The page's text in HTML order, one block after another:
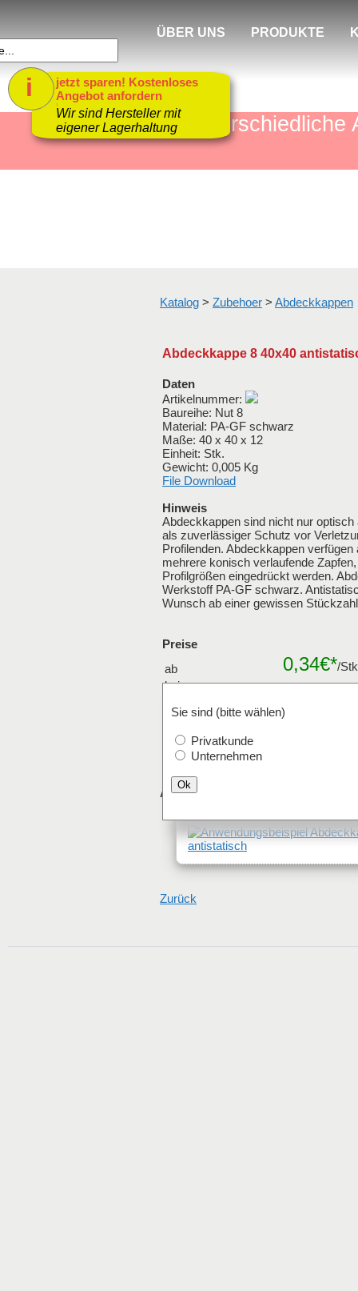
mehr als 4000
ÜBER UNS PRODUKTE
Katalog > Zubehoer > Abdeckkappen
Abdeckkappe 8 40x40
Daten
Artikelnummer:
Baureihe: Nut 8
Material: PA-GF schwarz
Maße: 40 x 40 x 12
Einheit: Stk.
Gewicht: 0,005 Kg
File Download
Hinweis
Abdeckkappen sind nicht nur
als zuverlässiger Schutz vor
Profilenden. Abdeckkappen
mehrere konisch verlaufende
Profilgrößen eingedrückt werden.
Werkstoff PA-GF schwarz.
Wunsch ab einer gewissen
Preise
Sie sind (bitte wählen)
Privatkunde
Unternehmen
Ok
ab 0,34€*/
bei
Stk.
Anwendungsbeispiel
Zurück
jetzt sparen! Kostenloses
Angebot anfordern
1
Wir sind Hersteller mit
eigener Lagerhaltung
i